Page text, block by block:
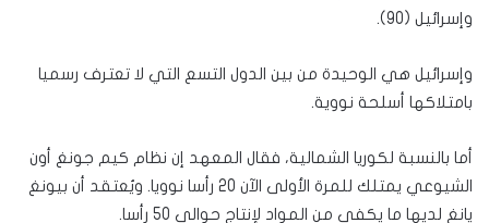
وإسرائيل (90).
وإسرائيل هي الوحيدة من بين الدول التسع التي لا تعترف رسميا
بامتلاكها أسلحة نووية.
أما بالنسبة لكوريا الشمالية، فقال المعهد إن نظام كيم جونغ أون
الشيوعي يمتلك للمرة الأولى الآن 20 رأسا نوويا. ويُعتقد أن بيونغ
يانغ لديها ما يكفي من المواد لإنتاج حوالي 50 رأسا.